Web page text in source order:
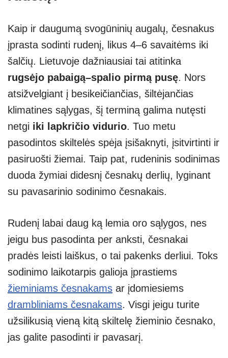
Kaip ir daugumą svogūninių augalų, česnakus
įprasta sodinti rudenį, likus 4–6 savaitėms iki
šalčių. Lietuvoje dažniausiai tai atitinka
rugsėjo pabaigą–spalio pirmą pusę. Nors
atsižvelgiant į besikeičiančias, šiltėjančias
klimatines sąlygas, šį terminą galima nutęsti
netgi iki lapkričio vidurio. Tuo metu
pasodintos skiltelės spėja įsišaknyti, įsitvirtinti ir
pasiruošti žiemai. Taip pat, rudeninis sodinimas
duoda žymiai didesnį česnakų derlių, lyginant
su pavasarinio sodinimo česnakais.
Rudenį labai daug ką lemia oro sąlygos, nes
jeigu bus pasodinta per anksti, česnakai
pradės leisti laiškus, o tai pakenks derliui. Toks
sodinimo laikotarpis galioja įprastiems
žieminiams česnakams ar įdomiesiems
drambliniams česnakams. Visgi jeigu turite
užsilikusią vieną kitą skiltelę žieminio česnako,
jas galite pasodinti ir pavasarį.